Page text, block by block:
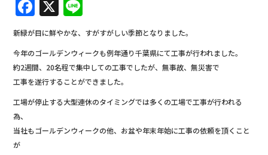
F
a
c
e
b
o
o
k
X
n
e
新緑が目に鮮やかな、すがすがしい季節となりました。
今年のゴールデンウィークも例年通り千葉県にて工事が行われました。
約2週間、20名程で集中しての工事でしたが、無事故、無災害で
工事を遂行することができました。
工場が停止する大型連休のタイミングでは多くの工場で工事が行われる
為、
当社もゴールデンウィークの他、お盆や年末年始に工事の依頼を頂くこと
が